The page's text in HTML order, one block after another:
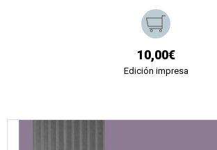
10,00€
Edición impresa